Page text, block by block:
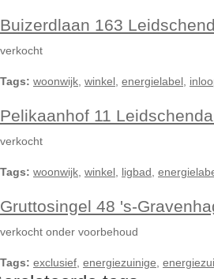
Buizerdlaan 163
verkocht
Tags: woonwijk winkel energielabel
Pelikaanhof 11
verkocht
Tags: woonwijk winkel ligbad
Gruttosingel 48 's-
verkocht onder voorbehoud
Tags: exclusief energiezuinige